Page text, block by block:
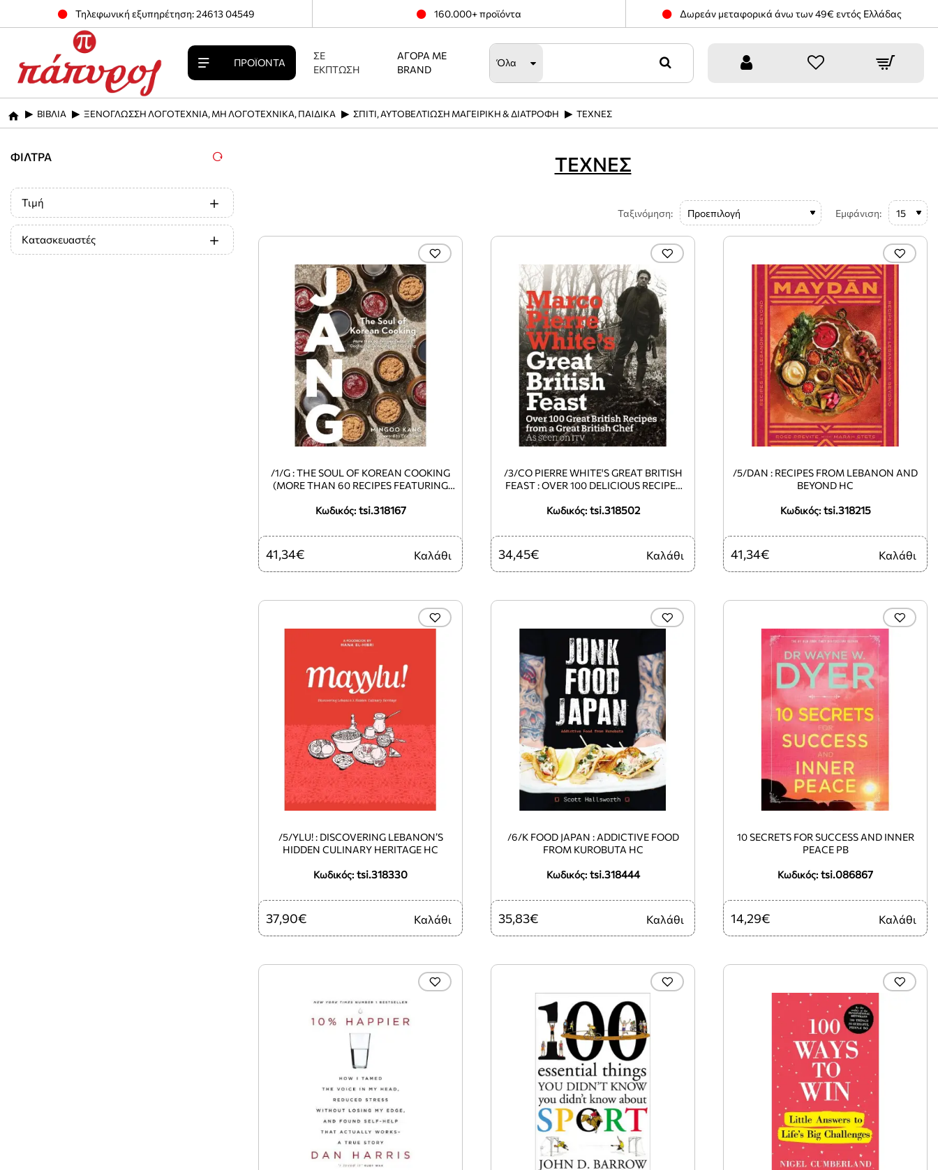
Τηλεφωνική εξυπηρέτηση: 24613 04549 160.000+ προϊόντα Δωρεάν μεταφορικά άνω των 49€ εντός Ελλάδας
ΠΡΟΪΌΝΤΑ
ΣΕ
ΈΚΠΤΩΣΗ
ΑΓΟΡΆ ΜΕ
BRAND
Όλα
home
ΒΙΒΛΙΑ ΞΕΝΟΓΛΩΣΣΗ ΛΟΓΟΤΕΧΝΙΑ, ΜΗ ΛΟΓΟΤΕΧΝΙΚΑ, ΠΑΙΔΙΚΑ ΣΠΙΤΙ, ΑΥΤΟΒΕΛΤΙΩΣΗ ΜΑΓΕΙΡΙΚΗ & ΔΙΑΤΡΟΦΗ ΤΕΧΝΕΣ
ΦΊΛΤΡΑ
Τιμή
Κατασκευαστές
ΤΕΧΝΕΣ
Ταξινόμηση: Εμφάνιση:
Κωδικός: tsi.318167
/1/G : THE SOUL OF KOREAN COOKING
(MORE THAN 60 RECIPES FEATURING
HC
41,34€ Καλάθι
Κωδικός: tsi.318502
/3/CO PIERRE WHITE'S GREAT BRITISH
FEAST : OVER 100 DELICIOUS RECIPES
34,45€ Καλάθι
Κωδικός: tsi.318215
/5/DAN : RECIPES FROM LEBANON AND
BEYOND HC
41,34€ Καλάθι
Κωδικός: tsi.318330
/5/YLU! : DISCOVERING LEBANON’S
HIDDEN CULINARY HERITAGE HC
37,90€ Καλάθι
Κωδικός: tsi.318444
/6/K FOOD JAPAN : ADDICTIVE FOOD
FROM KUROBUTA HC
35,83€ Καλάθι
Κωδικός: tsi.086867
10 SECRETS FOR SUCCESS AND INNER
PEACE PB
14,29€ Καλάθι